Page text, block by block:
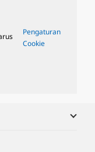
Pengaturan
Cookie